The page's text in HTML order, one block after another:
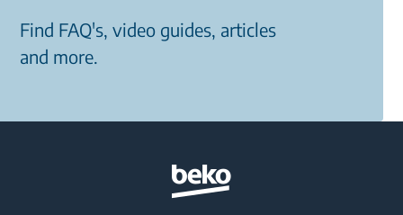
Find FAQ's, video guides, articles
and more.